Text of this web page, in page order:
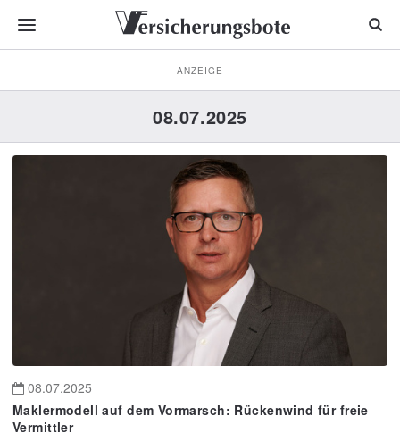
ANZEIGE
08.07.2025
08.07.2025
Maklermodell auf dem Vormarsch: Rückenwind für freie
Vermittler